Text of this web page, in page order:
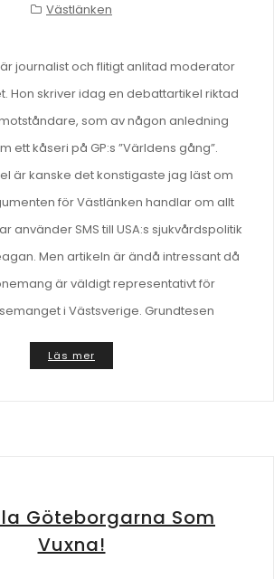
Västlänken
journalist och flitigt anlitad moderator
Hon skriver idag en debattartikel riktad
som av någon anledning
ett kåseri på GP:s ”Världens gång”.
är kanske det konstigaste jag läst om
för Västlänken handlar om allt
använder SMS till USA:s sjukvårdspolitik
Men artikeln är ändå intressant då
är väldigt representativt för
i Västsverige. Grundtesen
Läs mer
Göteborgarna Som
Vuxna!